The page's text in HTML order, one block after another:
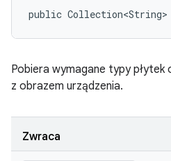
public Collection<String>
Pobiera wymagane typy płytek
z obrazem urządzenia.
Zwraca